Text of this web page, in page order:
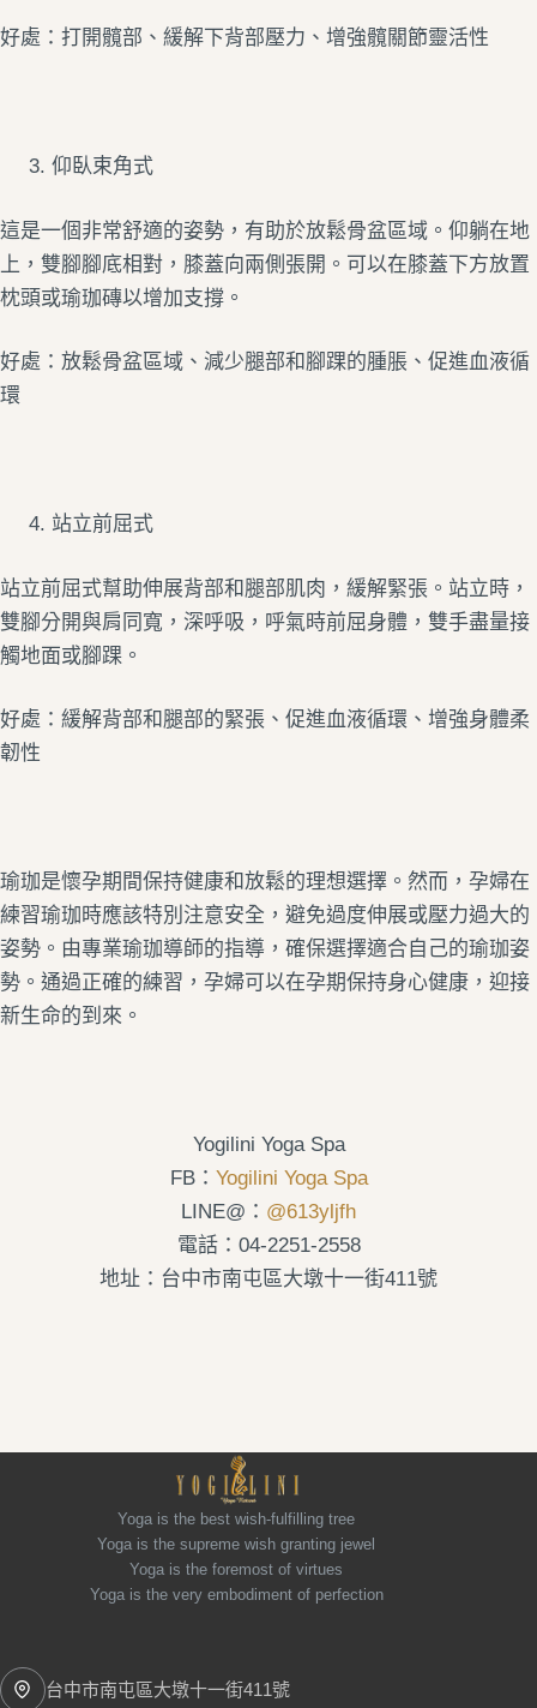
好處：打開髖部、緩解下背部壓力、增強髖關節靈活性
仰臥束角式
這是一個非常舒適的姿勢，有助於放鬆骨盆區域。仰躺在地
上，雙腳腳底相對，膝蓋向兩側張開。可以在膝蓋下方放置
枕頭或瑜珈磚以增加支撐。
好處：放鬆骨盆區域、減少腿部和腳踝的腫脹、促進血液循
環
站立前屈式
站立前屈式幫助伸展背部和腿部肌肉，緩解緊張。站立時，
雙腳分開與肩同寬，深呼吸，呼氣時前屈身體，雙手盡量接
觸地面或腳踝。
好處：緩解背部和腿部的緊張、促進血液循環、增強身體柔
韌性
瑜珈是懷孕期間保持健康和放鬆的理想選擇。然而，孕婦在
練習瑜珈時應該特別注意安全，避免過度伸展或壓力過大的
姿勢。由專業瑜珈導師的指導，確保選擇適合自己的瑜珈姿
勢。通過正確的練習，孕婦可以在孕期保持身心健康，迎接
新生命的到來。
Yogilini Yoga Spa
FB： Yogilini Yoga Spa
LINE@： @613yljfh
電話：04-2251-2558
地址：台中市南屯區大墩十一街411號
Yoga is the best wish-fulfilling tree
Yoga is the supreme wish granting jewel
Yoga is the foremost of virtues
Yoga is the very embodiment of perfection
台中市南屯區大墩十一街411號